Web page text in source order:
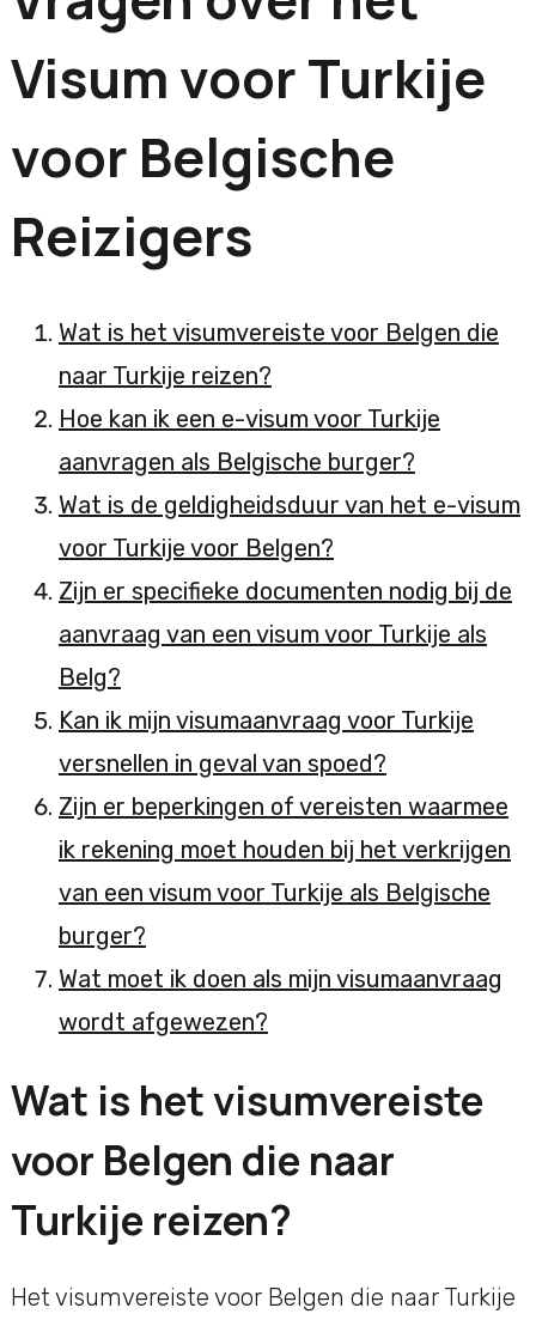
Visum voor Turkije
voor Belgische
Reizigers
Wat is het visumvereiste voor Belgen die
naar Turkije reizen?
Hoe kan ik een e-visum voor Turkije
aanvragen als Belgische burger?
Wat is de geldigheidsduur van het e-visum
voor Turkije voor Belgen?
Zijn er specifieke documenten nodig bij de
aanvraag van een visum voor Turkije als
Belg?
Kan ik mijn visumaanvraag voor Turkije
versnellen in geval van spoed?
Zijn er beperkingen of vereisten waarmee
ik rekening moet houden bij het verkrijgen
van een visum voor Turkije als Belgische
burger?
Wat moet ik doen als mijn visumaanvraag
wordt afgewezen?
Wat is het visumvereiste
voor Belgen die naar
Turkije reizen?
Het visumvereiste voor Belgen die naar Turkije